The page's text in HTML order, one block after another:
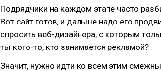
Подрядчики на каждом этапе часто
Вот сайт готов, и дальше надо его
спросить веб-дизайнера, с которым
ты кого-то, кто занимается рекламой?
Значит, нужно идти ко всем этим